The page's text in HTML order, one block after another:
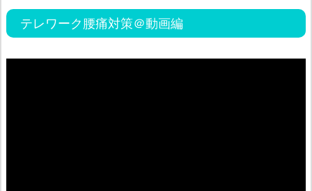
テレワーク腰痛対策＠動画編